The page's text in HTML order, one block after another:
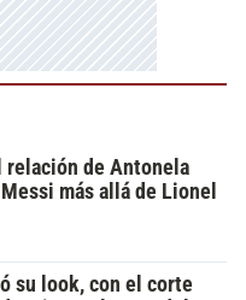
relación de Antonela
más allá de Lionel
su look, con el corte